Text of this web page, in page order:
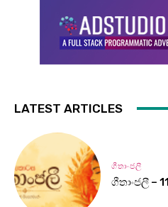
LATEST ARTICLES
ගීතාංජලී
ගීතාංජලී – 11